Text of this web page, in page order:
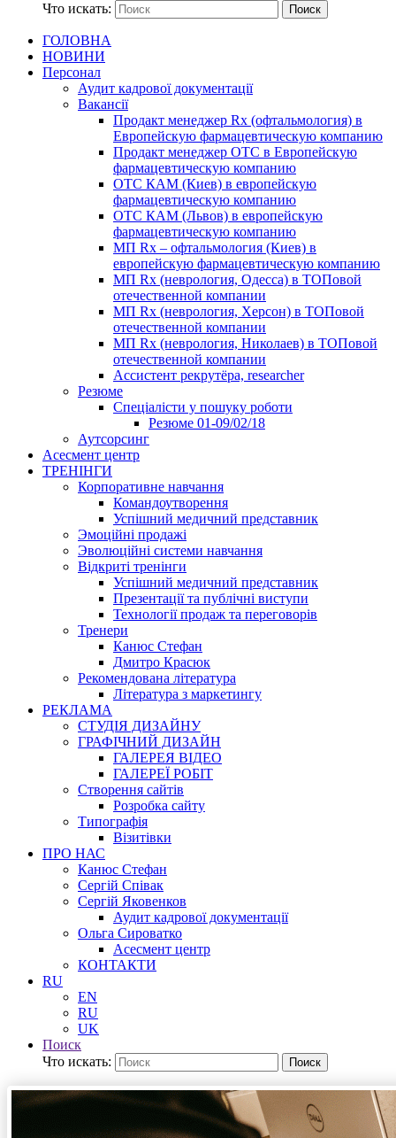
Что искать:
Поиск
ГОЛОВНА
НОВИНИ
Персонал
Аудит кадрової документації
Вакансії
Продакт менеджер Rx (офтальмология) в
Европейскую фармацевтическую компанию
Продакт менеджер ОТС в Европейскую
фармацевтическую компанию
ОТС КАМ (Киев) в европейскую
фармацевтическую компанию
ОТС КАМ (Львов) в европейскую
фармацевтическую компанию
МП Rx – офтальмология (Киев) в
европейскую фармацевтическую компанию
МП Rx (неврология, Одесса) в ТОПовой
отечественной компании
МП Rx (неврология, Херсон) в ТОПовой
отечественной компании
МП Rx (неврология, Николаев) в ТОПовой
отечественной компании
Ассистент рекрутёра, researcher
Резюме
Cпеціалісти у пошуку роботи
Резюме 01-09/02/18
Аутсорсинг
Асесмент центр
ТРЕНІНГИ
Корпоративне навчання
Командоутворення
Успішний медичний представник
Эмоційні продажі
Эволюційні системи навчання
Відкриті тренінги
Успішний медичний представник
Презентації та публічні виступи
Технології продаж та переговорів
Тренери
Канюс Стефан
Дмитро Красюк
Рекомендована література
Література з маркетингу
РЕКЛАМА
СТУДІЯ ДИЗАЙНУ
ГРАФІЧНИЙ ДИЗАЙН
ГАЛЕРЕЯ ВІДЕО
ГАЛЕРЕЇ РОБІТ
Створення сайтів
Розробка сайту
Типографія
Візитівки
ПРО НАС
Канюс Стефан
Сергій Співак
Сергій Яковенков
Аудит кадрової документації
Ольга Сироватко
Асесмент центр
КОНТАКТИ
RU
EN
RU
UK
Поиск
Что искать:
Поиск